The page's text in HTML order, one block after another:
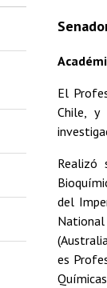
El
Chile, y
Realizó
del
National
es